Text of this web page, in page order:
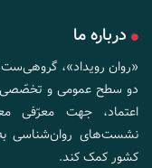
درباره ما
«روان رویداد»،
دو سطح عمومی و تخصّصی
اعتماد، جهت معرّفی
نشست‌های روان‌شناسی
کشور کمک کند.